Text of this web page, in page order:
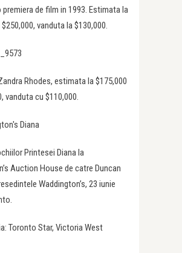
premiera de film in 1993. Estimata la
vanduta la $130,000.
Rhodes, estimata la $175,000
vanduta cu $110,000.
Printesei Diana la
Auction House de catre Duncan
Waddington’s, 23 iunie
Toronto Star, Victoria West